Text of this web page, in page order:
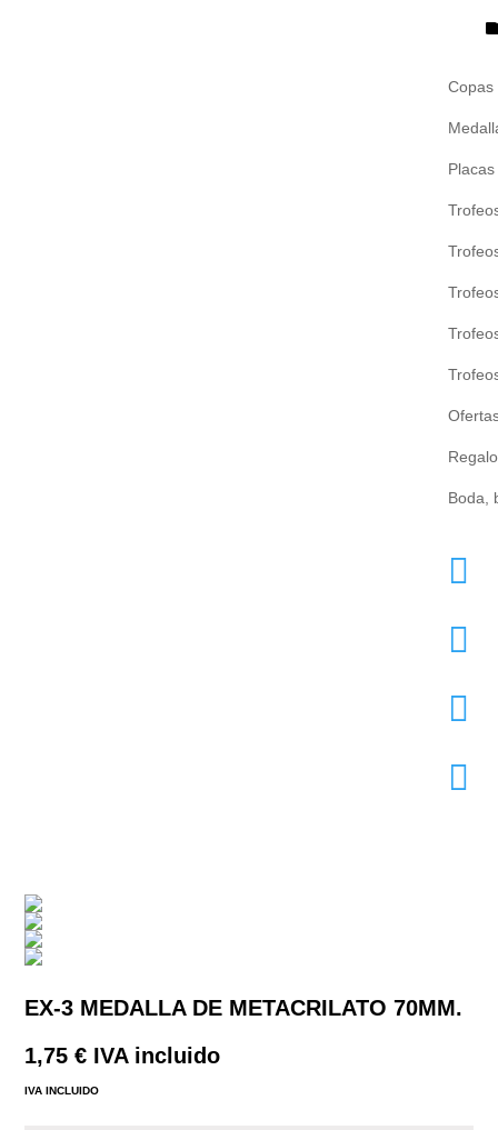
Copas
Boda,




EX-3 MEDALLA DE METACRILATO 70MM.
1,75€ IVA incluido
IVA INCLUIDO